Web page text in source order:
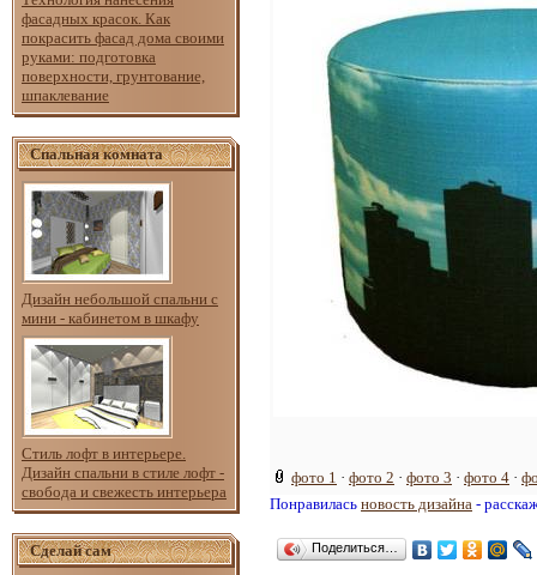
фасадных красок. Как
покрасить фасад дома своими
руками: подготовка
поверхности, грунтование,
шпаклевание
Спальная комната
Дизайн небольшой спальни с
мини - кабинетом в шкафу
Стиль лофт в интерьере.
Дизайн спальни в стиле лофт -
свобода и свежесть интерьера
Сделай сам
фото 1 · фото 2 · фото 3 · фото 4 ·
Понравилась новость дизайна -
Поделиться…